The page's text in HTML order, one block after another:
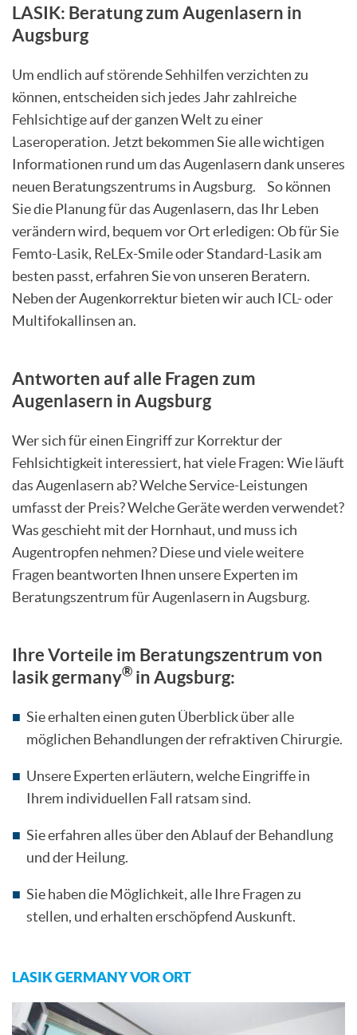
LASIK: Beratung zum Augenlasern in
Augsburg
Um endlich auf störende Sehhilfen verzichten zu
können, entscheiden sich jedes Jahr zahlreiche
Fehlsichtige auf der ganzen Welt zu einer
Laseroperation. Jetzt bekommen Sie alle wichtigen
Informationen rund um das Augenlasern dank unseres
neuen Beratungszentrums in Augsburg. So können
Sie die Planung für das Augenlasern, das Ihr Leben
verändern wird, bequem vor Ort erledigen: Ob für Sie
Femto-Lasik, ReLEx-Smile oder Standard-Lasik am
besten passt, erfahren Sie von unseren Beratern.
Neben der Augenkorrektur bieten wir auch ICL- oder
Multifokallinsen an.
Antworten auf alle Fragen zum
Augenlasern in Augsburg
Wer sich für einen Eingriff zur Korrektur der
Fehlsichtigkeit interessiert, hat viele Fragen: Wie läuft
das Augenlasern ab? Welche Service-Leistungen
umfasst der Preis? Welche Geräte werden verwendet?
Was geschieht mit der Hornhaut, und muss ich
Augentropfen nehmen? Diese und viele weitere
Fragen beantworten Ihnen unsere Experten im
Beratungszentrum für Augenlasern in Augsburg.
Ihre Vorteile im Beratungszentrum von
lasik germany® in Augsburg:
Sie erhalten einen guten Überblick über alle
möglichen Behandlungen der refraktiven Chirurgie.
Unsere Experten erläutern, welche Eingriffe in
Ihrem individuellen Fall ratsam sind.
Sie erfahren alles über den Ablauf der Behandlung
und der Heilung.
Sie haben die Möglichkeit, alle Ihre Fragen zu
stellen, und erhalten erschöpfend Auskunft.
LASIK GERMANY VOR ORT